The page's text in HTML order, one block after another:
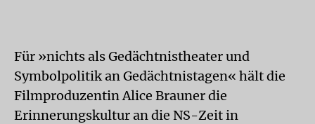
Für »nichts als Gedächtnistheater und
Symbolpolitik an Gedächtnistagen« hält die
Filmproduzentin Alice Brauner die
Erinnerungskultur an die NS-Zeit in